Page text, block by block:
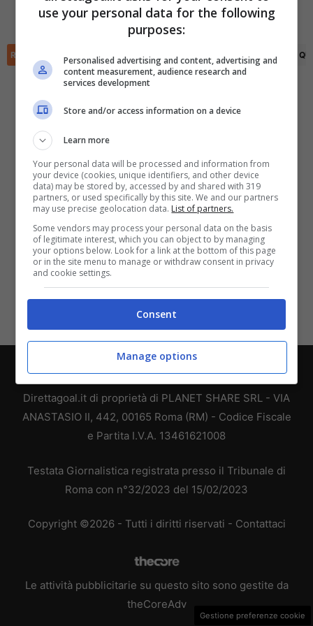
Hugo Fernandez (71')
RIEPILOGO STATISTICHE PRONOSTICI FORMAZIONI CLASSIFICA
Direttagoal.it di proprietà di PLANET SHARE SRL - VIA
ANASTASIO II, 442, 00165 Roma (RM) - Codice Fiscale
e Partita I.V.A. 13461621008
Testata Giornalistica registrata presso il Tribunale di
Roma con n°32/2023 del 15/02/2023
Copyright ©2026 - Tutti i diritti riservati - Contattaci
Le attività pubblicitarie su questo sito sono gestite da
theCoreAdv
Scarica DirettaGoal!
Con i pronostici dei migliori Tipster!
Scarica su Google Play
Gestione preferenze cookie
use your personal data for the following
purposes:
Personalised advertising and content, advertising and
content measurement, audience research and
services development
Store and/or access information on a device
Learn more
Your personal data will be processed and information from
your device (cookies, unique identifiers, and other device
data) may be stored by, accessed by and shared with 319
partners, or used specifically by this site. We and our partners
may use precise geolocation data. List of partners.
Some vendors may process your personal data on the basis
of legitimate interest, which you can object to by managing
your options below. Look for a link at the bottom of this page
or in the site menu to manage or withdraw consent in privacy
and cookie settings.
Consent
Manage options